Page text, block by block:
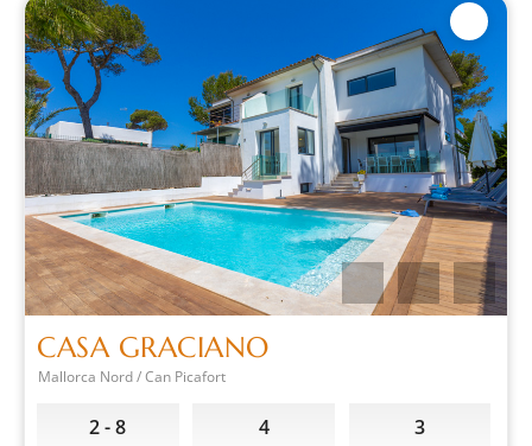
CASA GRACIANO
Mallorca Nord / Can Picafort
2 - 8 4 3